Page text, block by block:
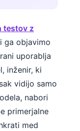
testov z
ga objavimo
uporablja
inženir, ki
vidijo samo
nabori
primerjalne
med